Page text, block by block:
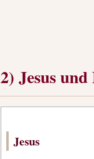
2) Jesus
Jesus